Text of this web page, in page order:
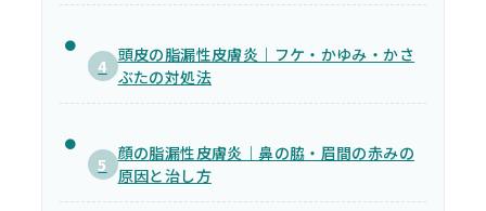
4
頭皮の脂漏性皮膚炎｜フケ・かゆみ・かさ
ぶたの対処法
5
顔の脂漏性皮膚炎｜鼻の脇・眉間の赤みの
原因と治し方